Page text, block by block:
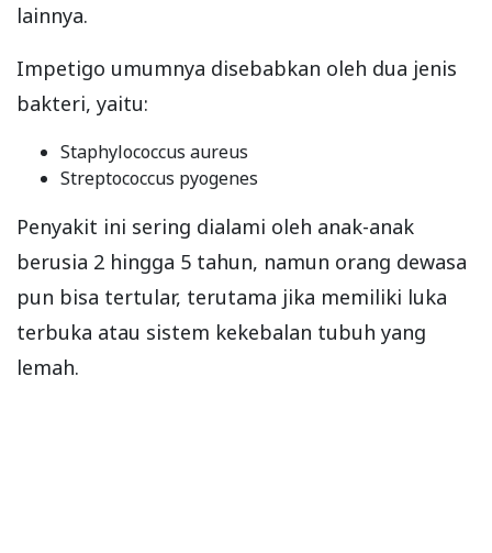
lainnya.
Impetigo umumnya disebabkan oleh dua jenis
bakteri, yaitu:
Staphylococcus aureus
Streptococcus pyogenes
Penyakit ini sering dialami oleh anak-anak
berusia 2 hingga 5 tahun, namun orang dewasa
pun bisa tertular, terutama jika memiliki luka
terbuka atau sistem kekebalan tubuh yang
lemah.